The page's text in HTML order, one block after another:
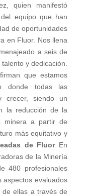
quien manifestó
equipo que han
de oportunidades
en Fluor. Nos llena
a seis de
y dedicación.
que estamos
donde todas las
crecer, siendo un
la reducción de la
minera a partir de
más equitativo y
de FluorEn
de la Minería
480 profesionales
evaluados
ellas a través de